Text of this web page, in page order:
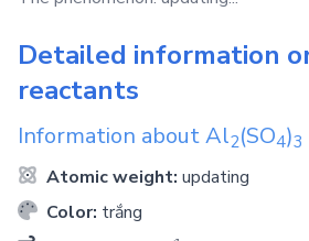
Detailed information
reactants
Information aboutAl2(SO4)3
Atomic weight: updating
Color: trắng